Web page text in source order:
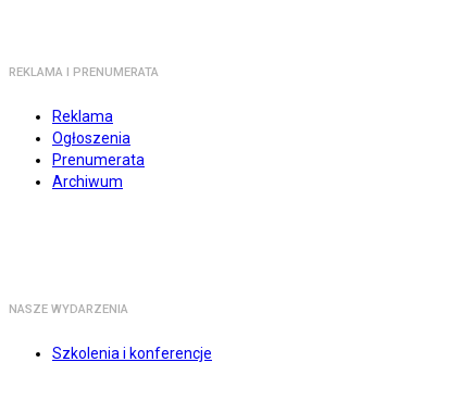
REKLAMA I PRENUMERATA
Reklama
Ogłoszenia
Prenumerata
Archiwum
NASZE WYDARZENIA
Szkolenia i konferencje